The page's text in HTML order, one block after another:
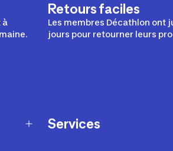
à
Retours faciles
Les membres Décathlon ont
jours pour retourner leurs
Services